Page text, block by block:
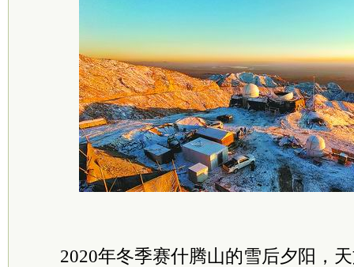
2020年冬季赛什腾山的雪后夕阳，